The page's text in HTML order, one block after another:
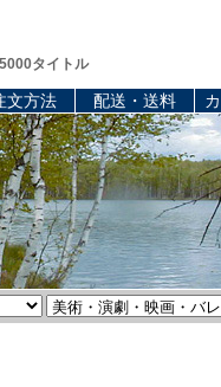
タイトル
文方法 配送・送料